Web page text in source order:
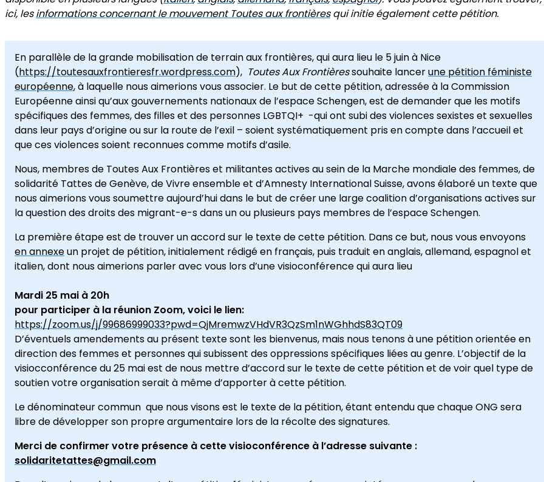
ici, lesinformations concernant le mouvement Toutes aux frontièresqui initie également cette pétition.
En parallèle de la grande mobilisation de terrain aux frontières, qui aura lieu le 5 juin à Nice
(https://toutesauxfrontieresfr.wordpress.com), Toutes Aux Frontièressouhaite lancerune pétition féministe
européenne, à laquelle nous aimerions vous associer. Le but de cette pétition, adressée à la Commission
Européenne ainsi qu’aux gouvernements nationaux de l’espace Schengen, est de demander que les motifs
spécifiques des femmes, des filles et des personnes LGBTQI+ -qui ont subi des violences sexistes et sexuelles
dans leur pays d’origine ou sur la route de l’exil – soient systématiquement pris en compte dans l’accueil et
que ces violences soient reconnues comme motifs d’asile.
Nous, membres de Toutes Aux Frontières et militantes actives au sein de la Marche mondiale des femmes, de
solidarité Tattes de Genève, de Vivre ensemble et d’Amnesty International Suisse, avons élaboré un texte que
nous aimerions vous soumettre aujourd’hui dans le but de créer une large coalition d’organisations actives sur
la question des droits des migrant-e-s dans un ou plusieurs pays membres de l’espace Schengen.
La première étape est de trouver un accord sur le texte de cette pétition. Dans ce but, nous vous envoyons
en annexeun projet de pétition, initialement rédigé en français, puis traduit en anglais, allemand, espagnol et
italien, dont nous aimerions parler avec vous lors d’une visioconférence qui aura lieu
Mardi 25 mai à 20h
pour participer à la réunion Zoom, voici le lien:
https://zoom.us/j/99686999033?pwd=QjMremwzVHdVR3QzSm1nWGhhdS83QT09
D’éventuels amendements au présent texte sont les bienvenus, mais nous tenons à une pétition orientée en
direction des femmes et personnes qui subissent des oppressions spécifiques liées au genre. L’objectif de la
visiocconférence du 25 mai est de nous mettre d’accord sur le texte de cette pétition et de voir quel type de
soutien votre organisation serait à même d’apporter à cette pétition.
Le dénominateur commun que nous visons est le texte de la pétition, étant entendu que chaque ONG sera
libre de développer son propre argumentaire lors de la récolte des signatures.
Merci de confirmer votre présence à cette visioconférence à l’adresse suivante :
solidaritetattes@gmail.com